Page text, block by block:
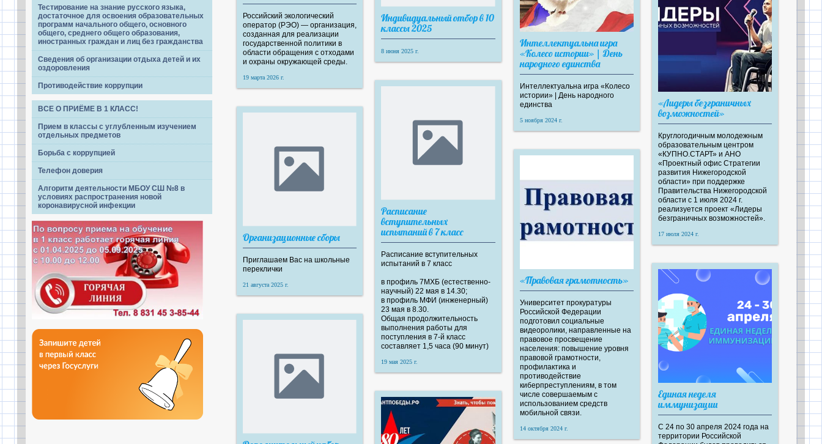
Тестирование на знание русского языка,
достаточное для освоения образовательных
программ начального общего, основного
общего, среднего общего образования,
иностранных граждан и лиц без гражданства
Сведения об организации отдыха детей и их
оздоровления
Противодействие коррупции
ВСЕ О ПРИЁМЕ В 1 КЛАСС!
Прием в классы с углубленным изучением
отдельных предметов
Борьба с коррупцией
Телефон доверия
Алгоритм деятельности МБОУ СШ №8 в
условиях распространения новой
коронавирусной инфекции
Российский экологический
оператор (РЭО) — организация,
созданная для реализации
государственной политики в
области обращения с отходами
и охраны окружающей среды.
19 марта 2026 г.
Организационные сборы
Приглашаем Вас на школьные
переклички
21 августа 2025 г.
Индивидуальный отбор в 10
классы 2025
8 июня 2025 г.
Расписание
вступительных
испытаний в 7 класс
Расписание вступительных
испытаний в 7 класс
в профиль 7МХБ (естественно-
научный) 22 мая в 14.30;
в профиль МФИ (инженерный)
23 мая в 8.30.
Общая продолжительность
выполнения работы для
поступления в 7-й класс
составляет 1,5 часа (90 минут)
19 мая 2025 г.
Интеллектуальна игра
«Колесо истории» | День
народного единства
Интеллектуальна игра «Колесо
истории» | День народного
единства
5 ноября 2024 г.
«Правовая грамотность»
Университет прокуратуры
Российской Федерации
подготовил социальные
видеоролики, направленные на
правовое просвещение
населения: повышение уровня
правовой грамотности,
профилактика и
противодействие
киберпреступлениям, в том
числе совершаемым с
использованием средств
мобильной связи.
14 октября 2024 г.
«Лидеры безграничных
возможностей»
Круглогодичным молодежным
образовательным центром
«КУПНО.СТАРТ» и АНО
«Проектный офис Стратегии
развития Нижегородской
области» при поддержке
Правительства Нижегородской
области с 1 июля 2024 г.
реализуется проект «Лидеры
безграничных возможностей».
17 июля 2024 г.
Единая неделя
иммунизации
С 24 по 30 апреля 2024 года на
территории Российской